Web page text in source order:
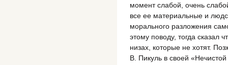
момент слабой, очень
все ее материальные и
морального разложения
этому поводу, тогда сказал
низах, которые не хотят.
В. Пикуль в своей